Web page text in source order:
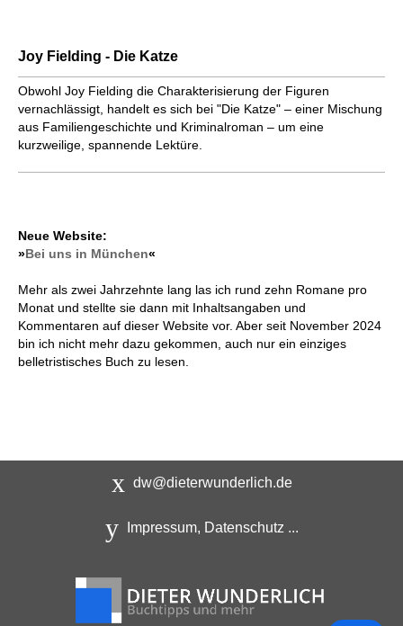
Joy Fielding - Die Katze
Obwohl Joy Fielding die Charakterisierung der Figuren
vernachlässigt, handelt es sich bei "Die Katze" – einer Mischung
aus Familiengeschichte und Kriminalroman – um eine
kurzweilige, spannende Lektüre.
Neue Website:
»Bei uns in München«
Mehr als zwei Jahrzehnte lang las ich rund zehn Romane pro
Monat und stellte sie dann mit Inhaltsangaben und
Kommentaren auf dieser Website vor. Aber seit November 2024
bin ich nicht mehr dazu gekommen, auch nur ein einziges
belletristisches Buch zu lesen.
dw@dieterwunderlich.de
Impressum, Datenschutz ...